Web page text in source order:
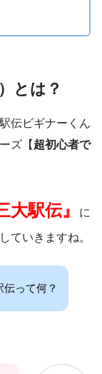
とは？
伝ビギナーくん
ズ【 超初心者で
大駅伝』 に
ていきますね。
って何？